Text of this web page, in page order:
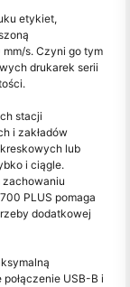
etykiet,
s. Czyni go tym
drukarek serii
stacji
i zakładów
lub
i ciągle.
PLUS pomaga
dodatkowej
USB-B i